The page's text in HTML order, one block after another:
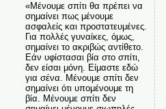
«Μένουμε σπίτι θα πρέπει να
σημαίνει πως μένουμε
ασφαλείς και προστατευμένες.
Για πολλές γυναίκες, όμως,
σημαίνει το ακριβώς αντίθετο.
Εάν υφίστασαι βία στο σπίτι,
δεν είσαι μόνη. Είμαστε εδώ
για σένα. Μένουμε σπίτι δεν
σημαίνει ότι υπομένουμε τη
βία. Μένουμε σπίτι δεν